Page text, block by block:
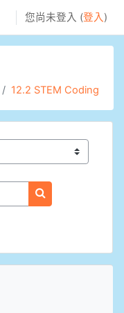
您尚未登入 (登入 )
12.2 STEM Coding
搜尋課程